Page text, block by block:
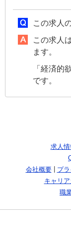
この求人
この求人
ます。
「経済的
です。
求人
会社概要
プ
キャリ
職